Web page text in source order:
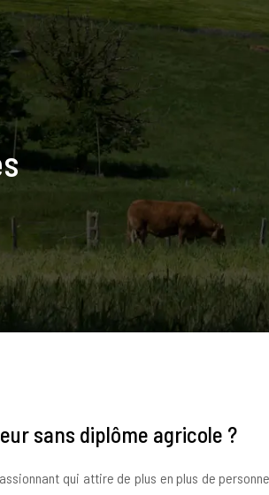
sans diplôme agricole ?
qui attire de plus en plus de